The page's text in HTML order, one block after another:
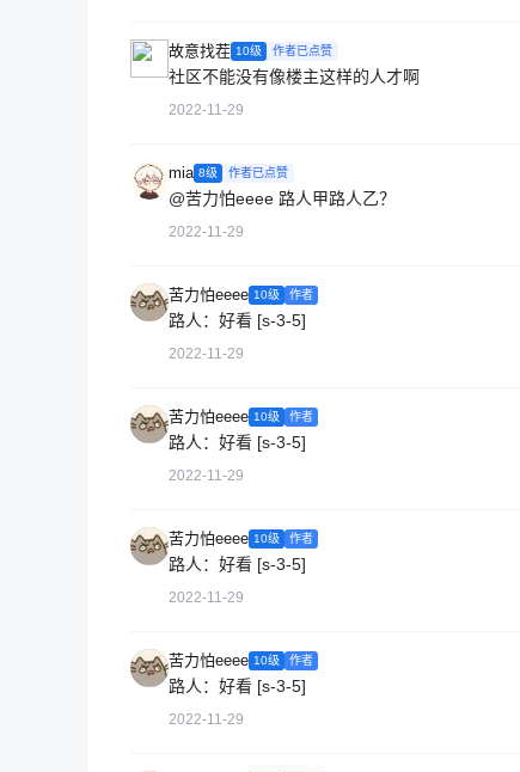
故意找茬 10级 作者已点赞
社区不能没有像楼主这样的人才啊
2022-11-29
mia 8级 作者已点赞
@苦力怕eeee 路人甲路人乙？
2022-11-29
苦力怕eeee 10级 作者
路人：好看 [s-3-5]
2022-11-29
苦力怕eeee 10级 作者
路人：好看 [s-3-5]
2022-11-29
苦力怕eeee 10级 作者
路人：好看 [s-3-5]
2022-11-29
苦力怕eeee 10级 作者
路人：好看 [s-3-5]
2022-11-29